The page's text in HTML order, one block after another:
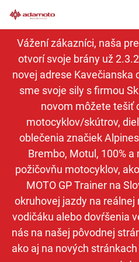
na
obsah
Vážení zákazníci, naša
otvorí svoje brány už
novej adrese Kavečianska
sme svoje sily s firmou
novom môžete tešiť
motocyklov/skútrov,
oblečenia značiek
Brembo, Motul, 100% a
požičovňu motocyklov,
MOTO GP Trainer na
okruhovej jazdy na
vodičáku alebo dovŕšenia
nás na našej pôvodnej
ako aj na nových